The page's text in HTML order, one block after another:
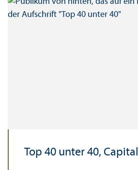
Top 40 unter 40, Capital